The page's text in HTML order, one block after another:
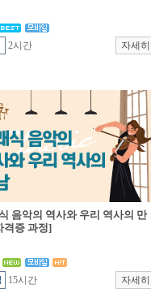
2시간
음악의 역사와 우리 역사의 만
격증 과정]
15시간